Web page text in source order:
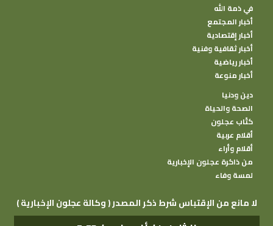
في ذمة الله
أخبار المجتمع
أخبار إقتصادية
أخبار ثقافية وفنية
أخبار رياضية
أخبار منوعة
دين ودنيا
الصحة والحياة
كتًاب عجلون
أقلام عربية
أقلام وأراء
من ذاكرة عجلون الإخبارية
لمسة وفاء
( وكالة عجلون الإخبارية ) لا مانع من الإقتباس شرط ذكر المصدر